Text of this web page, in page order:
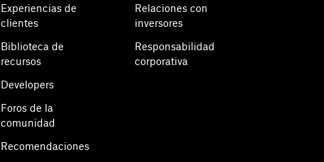
Experiencias de
clientes
Biblioteca de
recursos
Developers
Foros de la
comunidad
Recomendaciones
Relaciones con
inversores
Responsabilidad
corporativa